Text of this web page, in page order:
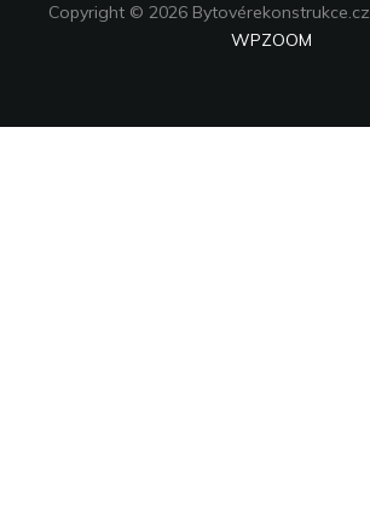
Copyright © 2026 Bytovérekonstrukce.cz
WPZOOM